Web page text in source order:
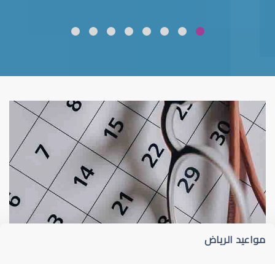
قلوبال لرعاية العين ضعف نظر
مواعيد الرياض